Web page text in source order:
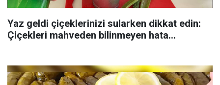
Yaz geldi çiçeklerinizi sularken dikkat edin:
Çiçekleri mahveden bilinmeyen hata...